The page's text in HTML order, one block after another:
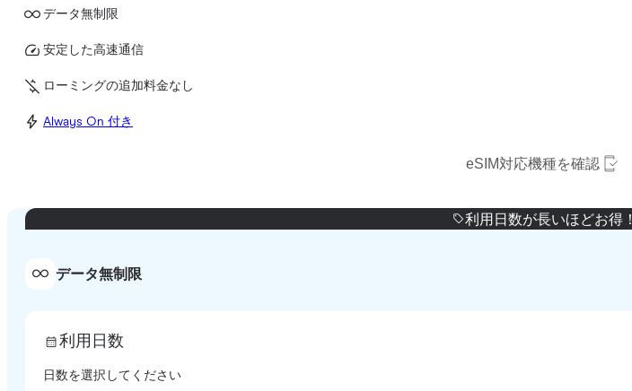
データ無制限
安定した高速通信
ローミングの追加料金なし
Always On 付き
eSIM対応機種を確認
利用日数が長いほどお得！
データ無制限
利用日数
日数を選択してください